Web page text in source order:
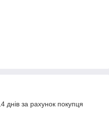
днів за рахунок покупця